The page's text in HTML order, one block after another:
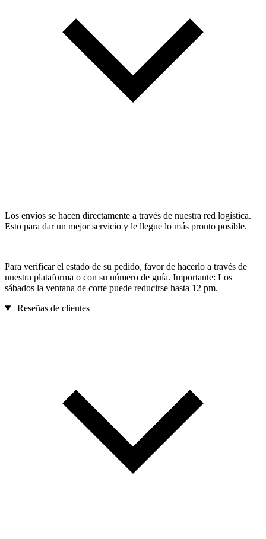
Los envíos se hacen directamente a través de nuestra red logística.
Esto para dar un mejor servicio y le llegue lo más pronto posible.
Para verificar el estado de su pedido, favor de hacerlo a través de
nuestra plataforma o con su número de guía. Importante: Los
sábados la ventana de corte puede reducirse hasta 12 pm.
Reseñas de clientes